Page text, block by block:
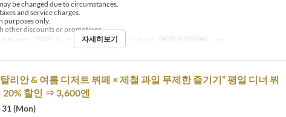
be changed due to circumstances.
and service charges.
purposes only.
other discounts or promotions.
8월 30일 요일 토, 일, 휴일 식사 점심, 티타임 주문 수량 제한 ~ 10
자세히보기
탈리안 & 여름 디저트 뷔페 × 제철 과일 무제한 즐기기” 평일 디너 뷔
20% 할인 ⇒ 3,600엔
31 (Mon)